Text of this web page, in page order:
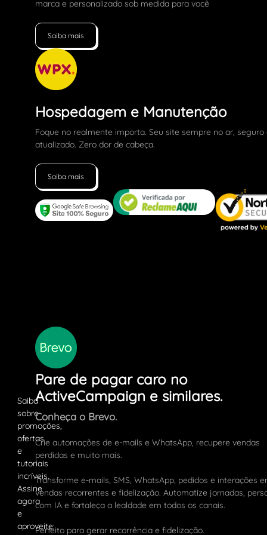
marca e personalizado sob medida para você
Saiba mais
Hospedagem e Manutenção
Foque no realmente importa. Seu site sempre no ar, seguro
atualizado. Zero dor de cabeça.
Saiba mais
Pare de pagar caro no
ActiveCampaign e similares.
Conheça o Brevo.
Crie automações de e-mails e WhatsApp, recupere vendas
perdidas e muito mais.
Transforme e-mails, SMS, WhatsApp, pedidos e interações
vendas recorrentes e fidelização. Automatize jornadas,
com IA e fortaleça a lealdade em todos os canais.
Perfeito para gerar recorrência e fidelização.